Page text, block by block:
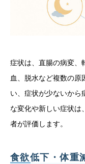
症状は、直腸の病変、
血、脱水など複数の原
い、症状が少ないから
な変化や新しい症状は
者が評価します。
食欲低下・体重